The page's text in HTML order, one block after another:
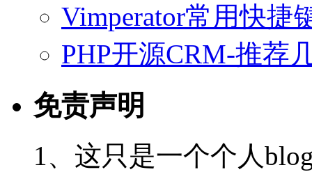
Vimperator常用快捷
PHP开源CRM-推荐
免责声明
1、这只是一个个人